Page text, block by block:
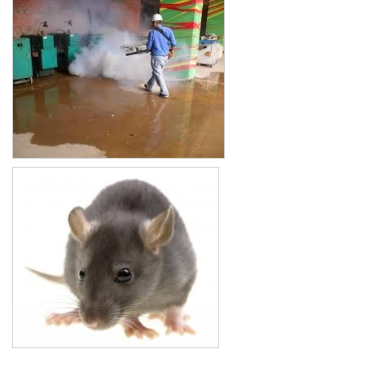
Xe đẩy làm vệ sinh Sài Gòn